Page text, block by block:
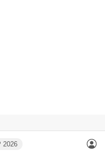
2026